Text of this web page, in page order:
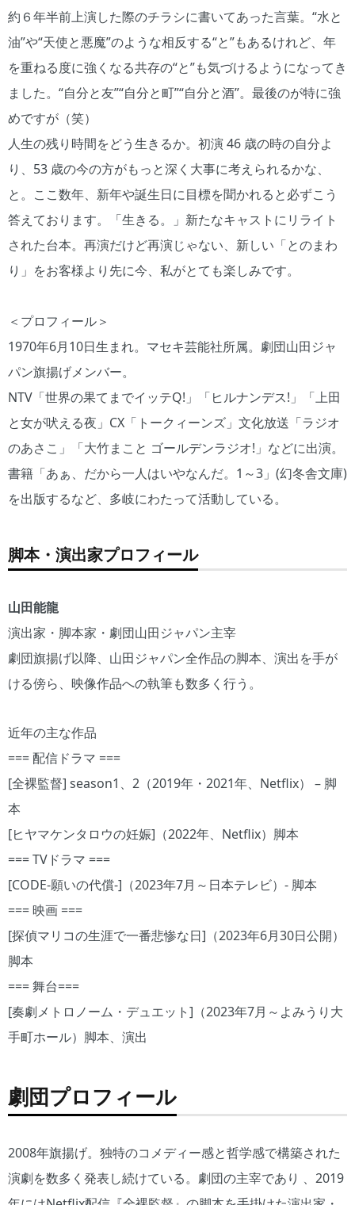
約６年半前上演した際のチラシに書いてあった言葉。“水と
油”や“天使と悪魔”のような相反する“と”もあるけれど、年
を重ねる度に強くなる共存の“と”も気づけるようになってき
ました。“自分と友”“自分と町”“自分と酒”。最後のが特に強
めですが（笑）
人生の残り時間をどう生きるか。初演 46 歳の時の自分よ
り、53 歳の今の方がもっと深く大事に考えられるかな、
と。ここ数年、新年や誕生日に目標を聞かれると必ずこう
答えております。「生きる。」新たなキャストにリライト
された台本。再演だけど再演じゃない、新しい「とのまわ
り」をお客様より先に今、私がとても楽しみです。
＜プロフィール＞
1970年6月10日生まれ。マセキ芸能社所属。劇団山田ジャ
パン旗揚げメンバー。
NTV「世界の果てまでイッテQ!」「ヒルナンデス!」「上田
と女が吠える夜」CX「トークィーンズ」文化放送「ラジオ
のあさこ」「大竹まこと ゴールデンラジオ!」などに出演。
書籍「あぁ、だから一人はいやなんだ。1～3」(幻冬舎文庫)
を出版するなど、多岐にわたって活動している。
脚本・演出家プロフィール
山田能龍
演出家・脚本家・劇団山田ジャパン主宰
劇団旗揚げ以降、山田ジャパン全作品の脚本、演出を手が
ける傍ら、映像作品への執筆も数多く行う。
近年の主な作品
=== 配信ドラマ ===
[全裸監督] season1、2（2019年・2021年、Netflix） – 脚
本
[ヒヤマケンタロウの妊娠]（2022年、Netflix）脚本
=== TVドラマ ===
[CODE-願いの代償-]（2023年7月～日本テレビ）- 脚本
=== 映画 ===
[探偵マリコの生涯で一番悲惨な日]（2023年6月30日公開）
脚本
=== 舞台===
[奏劇メトロノーム・デュエット]（2023年7月～よみうり大
手町ホール）脚本、演出
劇団プロフィール
2008年旗揚げ。独特のコメディー感と哲学感で構築された
演劇を数多く発表し続けている。劇団の主宰であり 、2019